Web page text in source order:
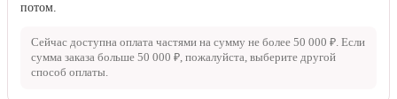
потом.
Сейчас доступна оплата частями на сумму не более 50 000 ₽. Если
сумма заказа больше 50 000 ₽, пожалуйста, выберите другой
способ оплаты.